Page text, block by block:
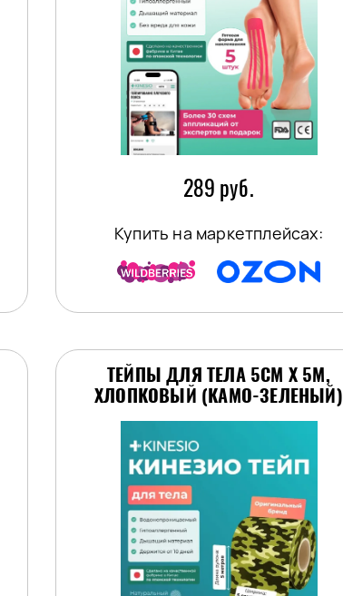
289 руб.
Купить на маркетплейсах:
ТЕЙПЫ ДЛЯ ТЕЛА 5СМ Х 5М,
ХЛОПКОВЫЙ (КАМО-ЗЕЛЕНЫЙ)